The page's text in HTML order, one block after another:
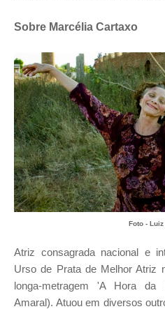
Sobre Marcélia Cartaxo
Foto -
Atriz consagrada nacional e
Urso de Prata de Melhor Atriz
longa-metragem 'A Hora
Amaral). Atuou em diversos